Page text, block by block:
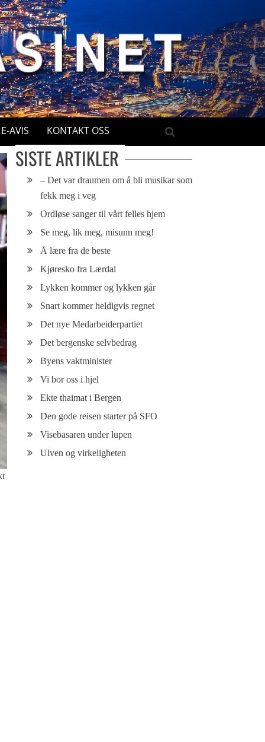
E-AVIS KONTAKT OSS
SISTE ARTIKLER
– Det var draumen om å bli musikar som
fekk meg i veg
Ordløse sanger til vårt felles hjem
Se meg, lik meg, misunn meg!
Å lære fra de beste
Kjøresko fra Lærdal
Lykken kommer og lykken går
Snart kommer heldigvis regnet
Det nye Medarbeiderpartiet
Det bergenske selvbedrag
Byens vaktminister
Vi bor oss i hjel
Ekte thaimat i Bergen
Den gode reisen starter på SFO
Visebasaren under lupen
Ulven og virkeligheten